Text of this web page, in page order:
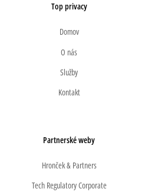
Top privacy
Domov
O nás
Služby
Kontakt
Partnerské weby
Hronček & Partners
Tech Regulatory Corporate